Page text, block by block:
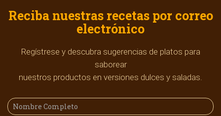
Reciba nuestras recetas por correo
electrónico
Regístrese y descubra sugerencias de platos para
saborear
nuestros productos en versiones dulces y saladas.